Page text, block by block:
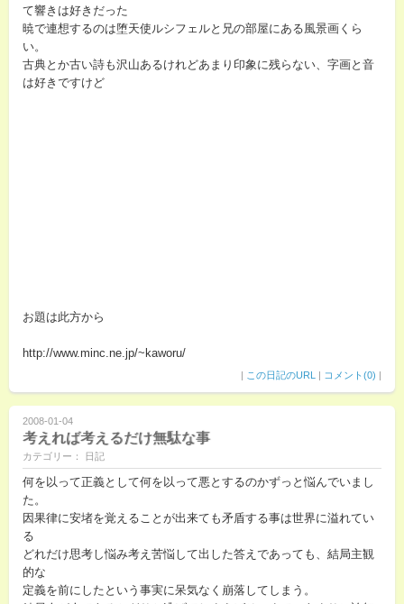
て響きは好きだった
暁で連想するのは堕天使ルシフェルと兄の部屋にある風景画くら
い。
古典とか古い詩も沢山あるけれどあまり印象に残らない、字画と音
は好きですけど
お題は此方から
http://www.minc.ne.jp/~kaworu/
| この日記のURL | コメント(0) |
2008-01-04
考えれば考えるだけ無駄な事
カテゴリー： 日記
何を以って正義として何を以って悪とするのかずっと悩んでいまし
た。
因果律に安堵を覚えることが出来ても矛盾する事は世界に溢れてい
る
どれだけ思考し悩み考え苦悩して出した答えであっても、結局主観
的な
定義を前にしたという事実に呆気なく崩落してしまう。